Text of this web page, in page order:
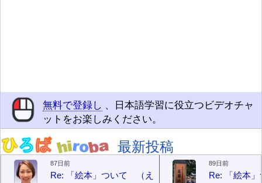
無料で登録し 、日本語学習に役立つビデオチャ
ットをお楽しみください。
最新投稿
87日前
Re: 「絵本」ついて （えほん ついて）
89日前
Re: 「絵本